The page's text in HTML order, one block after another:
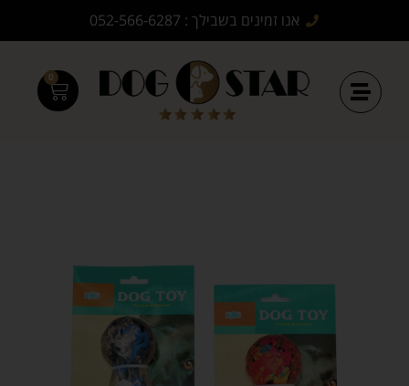
אנו זמינים בשבילך : 052-566-6287
0